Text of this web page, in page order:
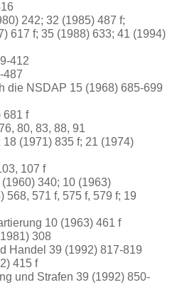
242; 32 (1985) 487 f;
617 f; 35 (1988) 633; 41 (1994)
412
487
die NSDAP 15 (1968) 685-699
681 f
80, 83, 88, 91
(1971) 835 f; 21 (1974)
107 f
340; 10 (1963)
568, 571 f, 575 f, 579 f; 19
10 (1963) 461 f
308
Handel 39 (1992) 817-819
415 f
und Strafen 39 (1992) 850-